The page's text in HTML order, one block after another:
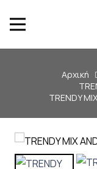
Αρχική
TRENDY